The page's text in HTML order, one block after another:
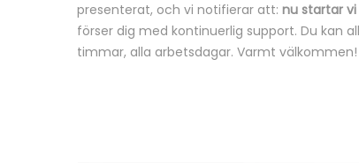
presenterat, och vi notifierar att: nu startar
förser dig med kontinuerlig support. Du kan
timmar, alla arbetsdagar. Varmt välkommen!